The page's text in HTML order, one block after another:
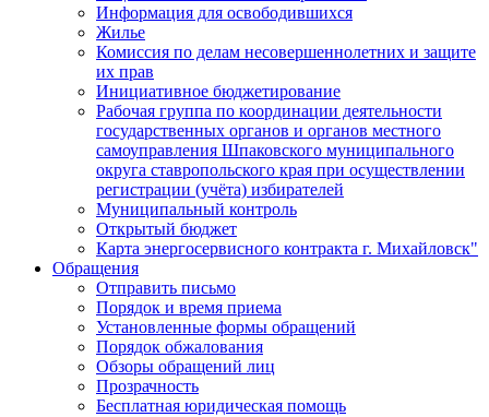
Информация для освободившихся
Жилье
Комиссия по делам несовершеннолетних и защите
их прав
Инициативное бюджетирование
Рабочая группа по координации деятельности
государственных органов и органов местного
самоуправления Шпаковского муниципального
округа ставропольского края при осуществлении
регистрации (учёта) избирателей
Муниципальный контроль
Открытый бюджет
Карта энергосервисного контракта г. Михайловск"
Обращения
Отправить письмо
Порядок и время приема
Установленные формы обращений
Порядок обжалования
Обзоры обращений лиц
Прозрачность
Бесплатная юридическая помощь